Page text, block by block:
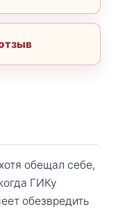
обещал себе,
ГИКу
обезвредить